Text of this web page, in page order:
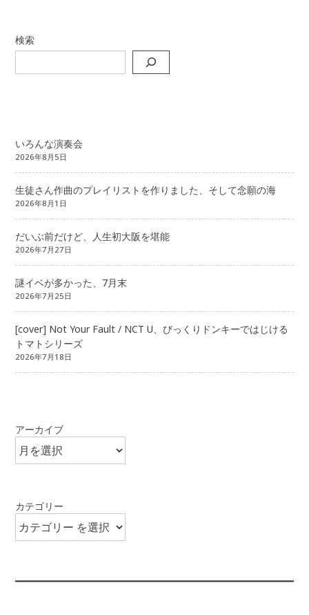
検索
いろんな演奏会
2026年8月5日
生徒さん作曲のプレイリストを作りました、そして念願の海
2026年8月1日
だいぶ前だけど、人生初大阪を堪能
2026年7月27日
謎イベが多かった、7月末
2026年7月25日
[cover] Not Your Fault / NCT U、びっくりドンキーではじける
トマトシリーズ
2026年7月18日
アーカイブ
カテゴリー